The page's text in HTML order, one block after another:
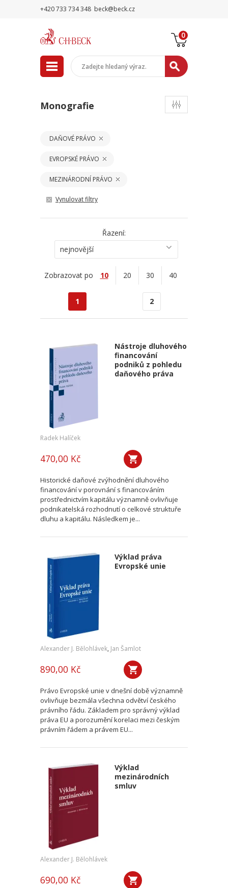
+420 733 734 348 beck@beck.cz
0
Monografie
DAŇOVÉ PRÁVO
EVROPSKÉ PRÁVO
MEZINÁRODNÍ PRÁVO
Vynulovat filtry
Řazení:
nejnovější
Zobrazovat po 10 20 30 40
1 2
Nástroje dluhového
financování
podniků z pohledu
daňového práva
Radek Halíček
470,00 Kč
Historické daňové zvýhodnění dluhového
financování v porovnání s financováním
prostřednictvím kapitálu významně ovlivňuje
podnikatelská rozhodnutí o celkové struktuře
dluhu a kapitálu. Následkem je...
Výklad práva
Evropské unie
Alexander J. Bělohlávek, Jan Šamlot
890,00 Kč
Právo Evropské unie v dnešní době významně
ovlivňuje bezmála všechna odvětví českého
právního řádu. Základem pro správný výklad
práva EU a porozumění korelaci mezi českým
právním řádem a právem EU...
Výklad
mezinárodních
smluv
Alexander J. Bělohlávek
690,00 Kč